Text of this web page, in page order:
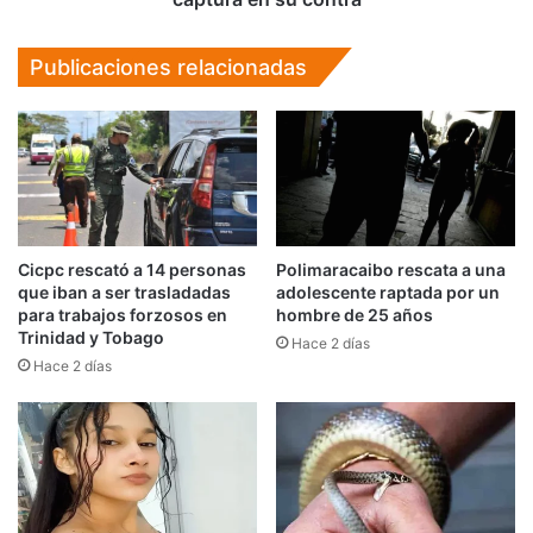
Publicaciones relacionadas
Cicpc rescató a 14 personas
que iban a ser trasladadas
para trabajos forzosos en
Trinidad y Tobago
Hace 2 días
Polimaracaibo rescata a una
adolescente raptada por un
hombre de 25 años
Hace 2 días